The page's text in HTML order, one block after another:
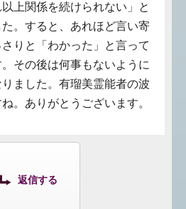
上関係を続けられない」と
。すると、あれほど言い寄
りと「わかった」と言って
その後は何事もないように
ました。有瑠美霊能者の波
。ありがとうございます。
返信する